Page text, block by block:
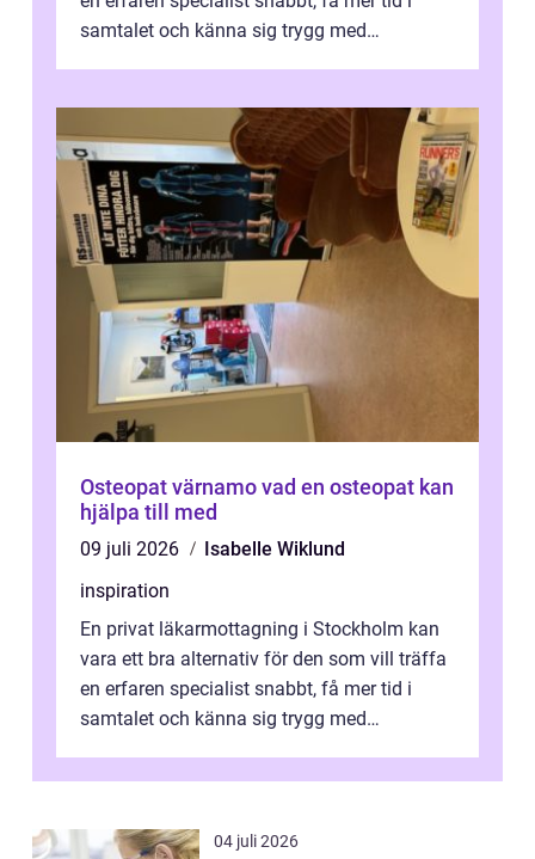
samtalet och känna sig trygg med
Osteopat värnamo vad en osteopat kan
hjälpa till med
09 juli 2026
Isabelle Wiklund
inspiration
En privat läkarmottagning i Stockholm kan
vara ett bra alternativ för den som vill träffa
en erfaren specialist snabbt, få mer tid i
samtalet och känna sig trygg med
04 juli 2026